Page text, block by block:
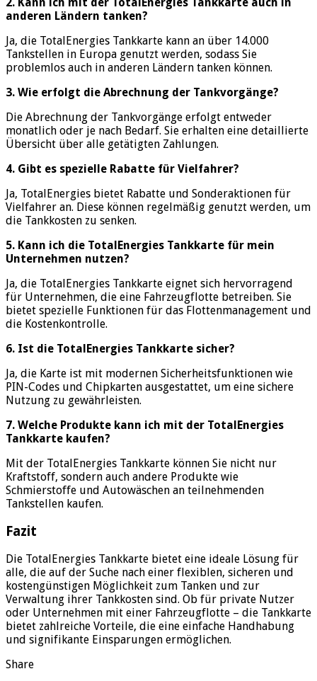
anderen Ländern tanken?
Ja, die TotalEnergies Tankkarte kann an über 14.000
Tankstellen in Europa genutzt werden, sodass Sie
problemlos auch in anderen Ländern tanken können.
3. Wie erfolgt die Abrechnung der Tankvorgänge?
Die Abrechnung der Tankvorgänge erfolgt entweder
monatlich oder je nach Bedarf. Sie erhalten eine detaillierte
Übersicht über alle getätigten Zahlungen.
4. Gibt es spezielle Rabatte für Vielfahrer?
Ja, TotalEnergies bietet Rabatte und Sonderaktionen für
Vielfahrer an. Diese können regelmäßig genutzt werden, um
die Tankkosten zu senken.
5. Kann ich die TotalEnergies Tankkarte für mein
Unternehmen nutzen?
Ja, die TotalEnergies Tankkarte eignet sich hervorragend
für Unternehmen, die eine Fahrzeugflotte betreiben. Sie
bietet spezielle Funktionen für das Flottenmanagement und
die Kostenkontrolle.
6. Ist die TotalEnergies Tankkarte sicher?
Ja, die Karte ist mit modernen Sicherheitsfunktionen wie
PIN-Codes und Chipkarten ausgestattet, um eine sichere
Nutzung zu gewährleisten.
7. Welche Produkte kann ich mit der TotalEnergies
Tankkarte kaufen?
Mit der TotalEnergies Tankkarte können Sie nicht nur
Kraftstoff, sondern auch andere Produkte wie
Schmierstoffe und Autowäschen an teilnehmenden
Tankstellen kaufen.
Fazit
Die TotalEnergies Tankkarte bietet eine ideale Lösung für
alle, die auf der Suche nach einer flexiblen, sicheren und
kostengünstigen Möglichkeit zum Tanken und zur
Verwaltung ihrer Tankkosten sind. Ob für private Nutzer
oder Unternehmen mit einer Fahrzeugflotte – die Tankkarte
bietet zahlreiche Vorteile, die eine einfache Handhabung
und signifikante Einsparungen ermöglichen.
Share